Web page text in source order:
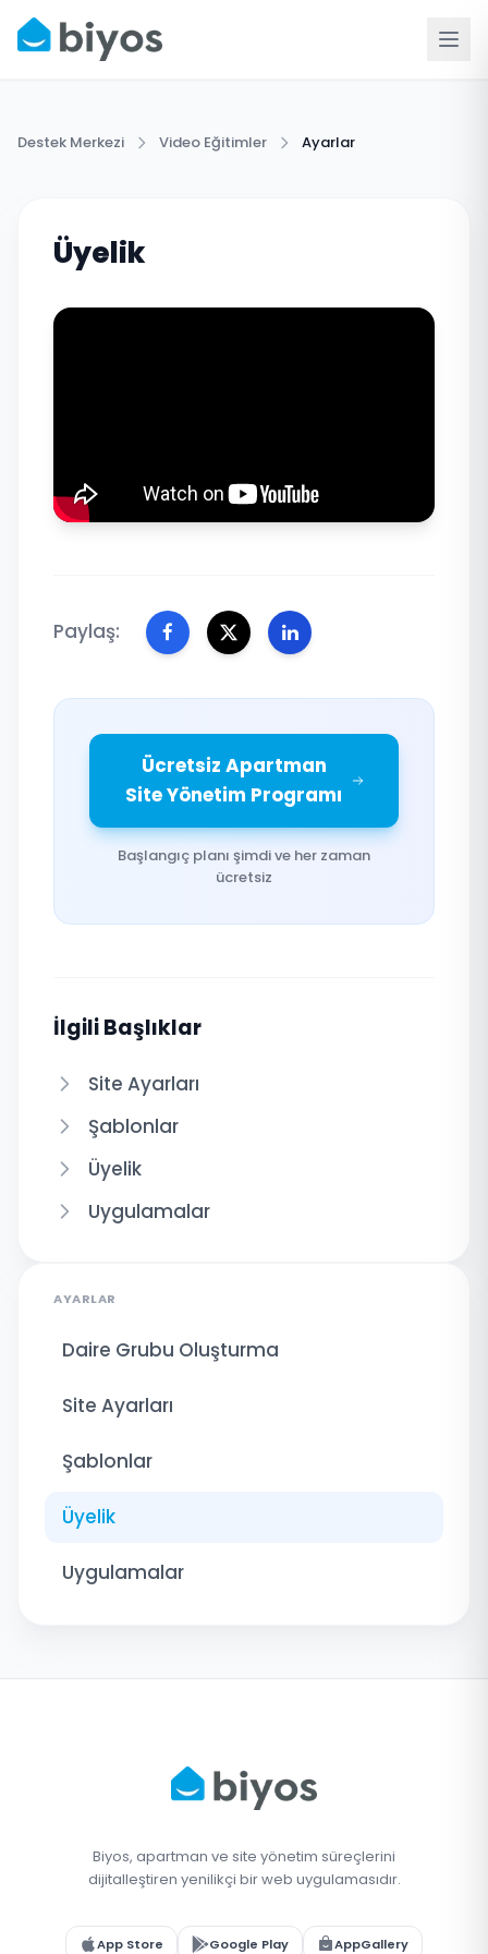
Destek Merkezi Video Eğitimler Ayarlar
Üyelik
Paylaş:
Ücretsiz Apartman
Site Yönetim Programı
Başlangıç planı şimdi ve her zaman
ücretsiz
İlgili Başlıklar
Site Ayarları
Şablonlar
Üyelik
Uygulamalar
AYARLAR
Daire Grubu Oluşturma
Site Ayarları
Şablonlar
Üyelik
Uygulamalar
Biyos, apartman ve site yönetim süreçlerini
dijitalleştiren yenilikçi bir web uygulamasıdır.
App Store Google Play AppGallery